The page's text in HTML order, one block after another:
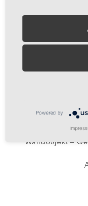
Wandobjekt –
Powered by